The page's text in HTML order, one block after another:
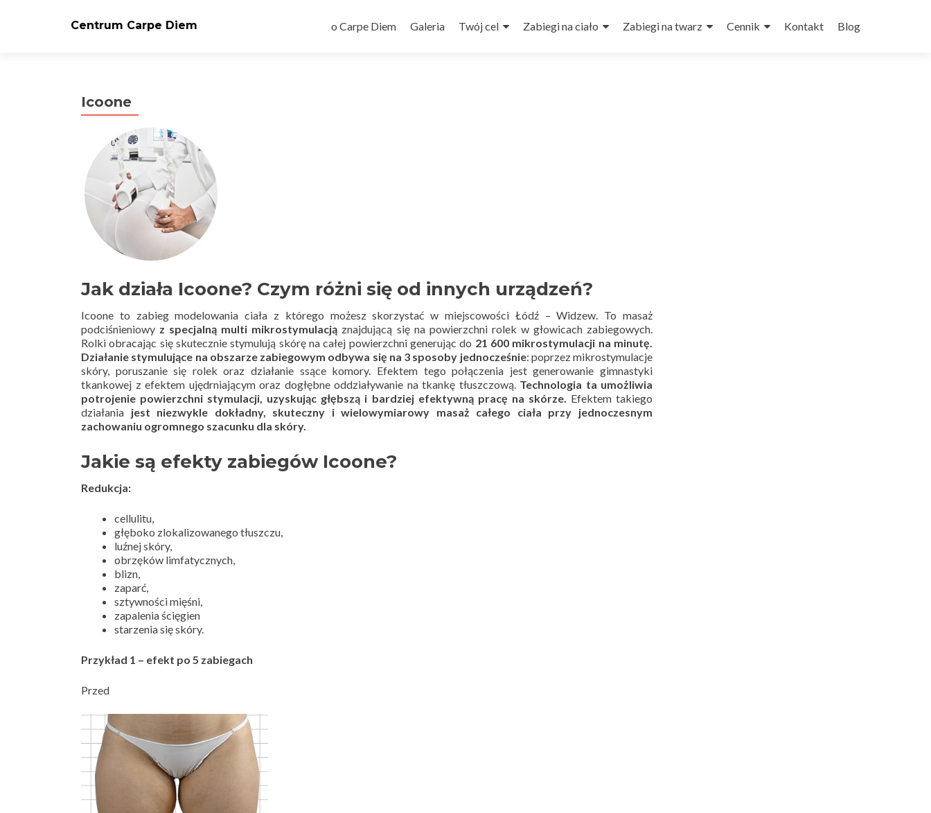
Centrum Carpe Diem
do
o Carpe Diem Galeria Twój cel Zabiegi na ciało Zabiegi na twarz Cennik Kontakt Blog
Icoone
Jak działa Icoone? Czym różni się od innych urządzeń?
Icoone to zabieg modelowania ciała z którego możesz skorzystać w miejscowości Łódź – Widzew. To masaż
podciśnieniowy z specjalną multi mikrostymulacją znajdującą się na powierzchni rolek w głowicach zabiegowych.
Rolki obracając się skutecznie stymulują skórę na całej powierzchni generując do 21 600 mikrostymulacji na minutę.
Działanie stymulujące na obszarze zabiegowym odbywa się na 3 sposoby jednocześnie: poprzez mikrostymulacje
skóry, poruszanie się rolek oraz działanie ssące komory. Efektem tego połączenia jest generowanie gimnastyki
tkankowej z efektem ujędrniającym oraz dogłębne oddziaływanie na tkankę tłuszczową. Technologia ta umożliwia
potrojenie powierzchni stymulacji, uzyskując głębszą i bardziej efektywną pracę na skórze. Efektem takiego
działania jest niezwykle dokładny, skuteczny i wielowymiarowy masaż całego ciała przy jednoczesnym
zachowaniu ogromnego szacunku dla skóry.
Jakie są efekty zabiegów Icoone?
Redukcja:
cellulitu,
głęboko zlokalizowanego tłuszczu,
luźnej skóry,
obrzęków limfatycznych,
blizn,
zaparć,
sztywności mięśni,
zapalenia ścięgien
starzenia się skóry.
Przykład 1 – efekt po 5 zabiegach
Przed